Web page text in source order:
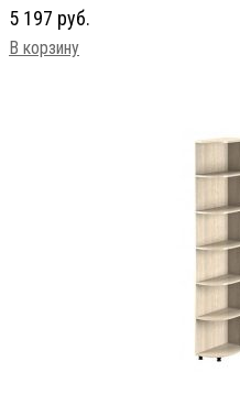
5 197 руб.
В корзину